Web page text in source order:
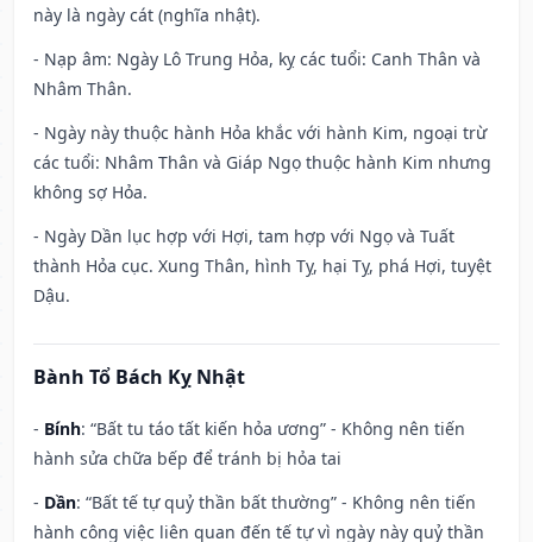
này là ngày cát (nghĩa nhật).
- Nạp âm: Ngày Lô Trung Hỏa, kỵ các tuổi: Canh Thân và
Nhâm Thân.
- Ngày này thuộc hành Hỏa khắc với hành Kim, ngoại trừ
các tuổi: Nhâm Thân và Giáp Ngọ thuộc hành Kim nhưng
không sợ Hỏa.
- Ngày Dần lục hợp với Hợi, tam hợp với Ngọ và Tuất
thành Hỏa cục. Xung Thân, hình Tỵ, hại Tỵ, phá Hợi, tuyệt
Dậu.
Bành Tổ Bách Kỵ Nhật
- Bính: “Bất tu táo tất kiến hỏa ương” - Không nên tiến
hành sửa chữa bếp để tránh bị hỏa tai
- Dần: “Bất tế tự quỷ thần bất thường” - Không nên tiến
hành công việc liên quan đến tế tự vì ngày này quỷ thần